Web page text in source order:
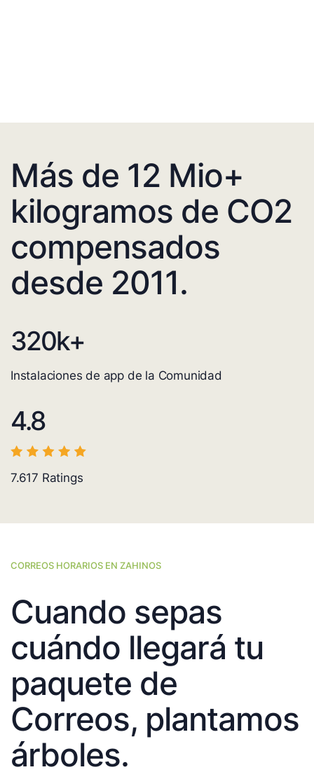
Más de 12 Mio+
kilogramos de CO2
compensados
desde 2011.
320k+
Instalaciones de app de la Comunidad
4.8
7.617 Ratings
CORREOS HORARIOS EN ZAHINOS
Cuando sepas
cuándo llegará tu
paquete de
Correos, plantamos
árboles.